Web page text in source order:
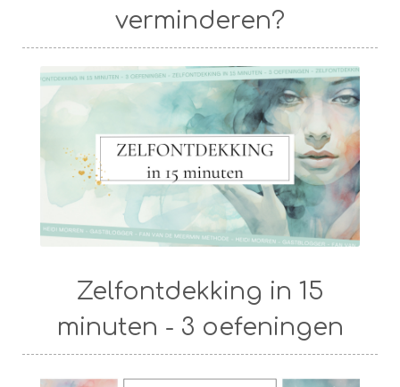
verminderen?
Zelfontdekking in 15
minuten - 3 oefeningen